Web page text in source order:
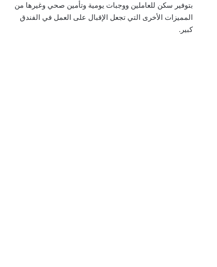
بتوفير سكن للعاملين ووجبات يومية وتأمين صحي وغيرها من
المميزات الأخرى التي تجعل الإقبال على العمل في الفندق
كبير.